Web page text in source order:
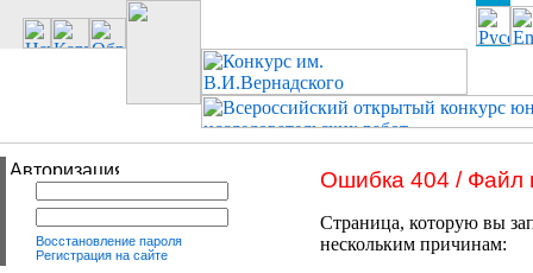
Восстановление пароля
Регистрация на сайте
Ошибка 404 / Файл
Страница, которую вы
нескольким причинам: